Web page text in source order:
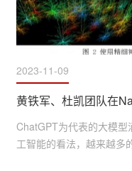
2023-11-09
ChatGPT为代表的大模型
工智能的看法，越来越多